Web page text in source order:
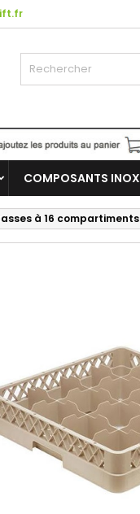
COMPOSANTS INOX
à 16 compartiments